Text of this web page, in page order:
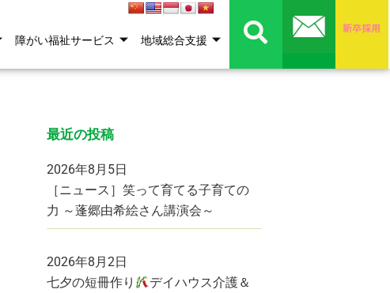
障がい福祉サービス 地域総合支援
最近の投稿
2026年8月5日
［ニュース］笑って育てる子育ての
力 ～蓬郷由希絵さん講演会～
2026年8月2日
七夕の短冊作り
デイハウス介護＆